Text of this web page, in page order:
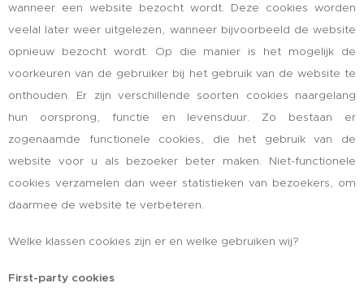
wanneer een website bezocht wordt. Deze cookies worden
veelal later weer uitgelezen, wanneer bijvoorbeeld de website
opnieuw bezocht wordt. Op die manier is het mogelijk de
voorkeuren van de gebruiker bij het gebruik van de website te
onthouden. Er zijn verschillende soorten cookies naargelang
hun oorsprong, functie en levensduur. Zo bestaan er
zogenaamde functionele cookies, die het gebruik van de
website voor u als bezoeker beter maken. Niet-functionele
cookies verzamelen dan weer statistieken van bezoekers, om
daarmee de website te verbeteren.
Welke klassen cookies zijn er en welke gebruiken wij?
First-party cookies